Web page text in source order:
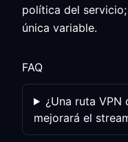
política del
única variable.
FAQ
¿Una ruta VPN
mejorará el